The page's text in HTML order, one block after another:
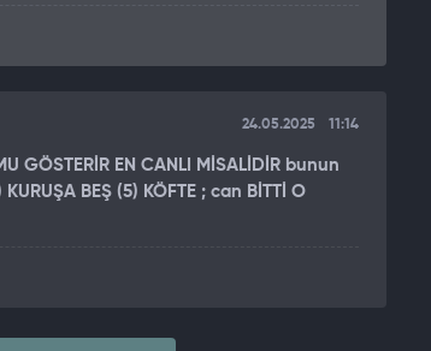
24.05.2025 11:14
GÖSTERİR EN CANLI MİSALİDİR bunun
BEŞ (5) KÖFTE ; can BİTTİ O